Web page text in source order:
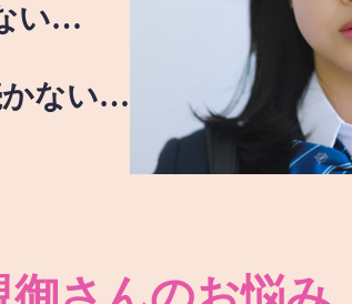
い…
かない…